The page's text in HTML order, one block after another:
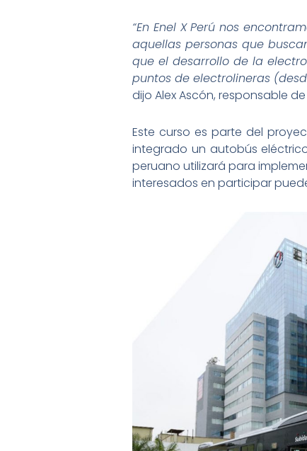
“En Enel X Perú nos
aquellas personas que
que el desarrollo de la
puntos de electrolineras
dijo Alex Ascón, responsable
Este curso es parte del
integrado un autobús
peruano utilizará para
interesados en participar